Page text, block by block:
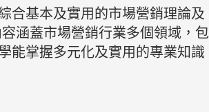
合基本及實用的市場營銷理論及
涵蓋市場營銷行業多個領域，包
能掌握多元化及實用的專業知識